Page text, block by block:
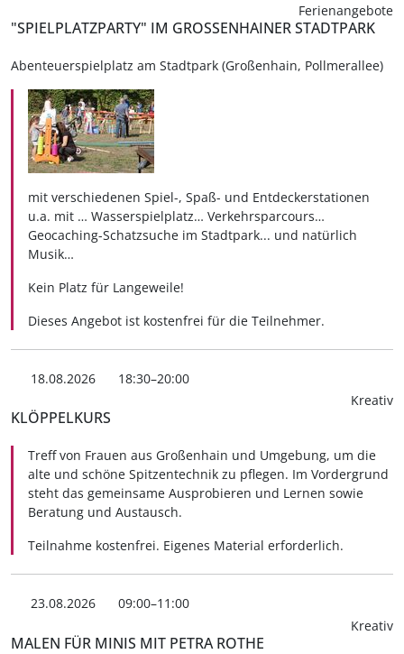
Ferienangebote
"SPIELPLATZPARTY" IM GROSSENHAINER STADTPARK
Abenteuerspielplatz am Stadtpark (Großenhain, Pollmerallee)
mit verschiedenen Spiel-, Spaß- und Entdeckerstationen
u.a. mit … Wasserspielplatz… Verkehrsparcours…
Geocaching-Schatzsuche im Stadtpark... und natürlich
Musik…
Kein Platz für Langeweile!
Dieses Angebot ist kostenfrei für die Teilnehmer.
18.08.2026
18:30–20:00
Kreativ
KLÖPPELKURS
Treff von Frauen aus Großenhain und Umgebung, um die
alte und schöne Spitzentechnik zu pflegen. Im Vordergrund
steht das gemeinsame Ausprobieren und Lernen sowie
Beratung und Austausch.
Teilnahme kostenfrei. Eigenes Material erforderlich.
23.08.2026
09:00–11:00
Kreativ
MALEN FÜR MINIS MIT PETRA ROTHE